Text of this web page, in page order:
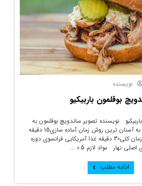
نویسنده
بوقلمون باربیکیو
نویسنده تصویر ساندویچ بوقلمون به
صورت باربیکیو شده و به آسنان ترین روش زمان آماده سازی15 دقیقه
زمان پخت15 دقیقه زمان کلی30 دقیقه غذا آمریکایی فرانسوی دوره
نهار مواد لازم 0.5 ...
ادامه مطلب